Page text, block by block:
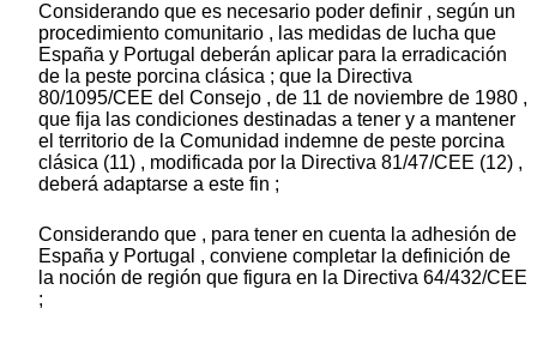
Considerando que es necesario poder definir , según un
procedimiento comunitario , las medidas de lucha que
España y Portugal deberán aplicar para la erradicación
de la peste porcina clásica ; que la Directiva
80/1095/CEE del Consejo , de 11 de noviembre de 1980 ,
que fija las condiciones destinadas a tener y a mantener
el territorio de la Comunidad indemne de peste porcina
clásica (11) , modificada por la Directiva 81/47/CEE (12) ,
deberá adaptarse a este fin ;
Considerando que , para tener en cuenta la adhesión de
España y Portugal , conviene completar la definición de
la noción de región que figura en la Directiva 64/432/CEE
;